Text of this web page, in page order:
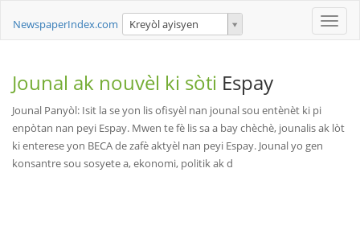
Toggle
NewspaperIndex.com Kreyòl ayisyen
Jounal ak nouvèl ki sòti Espay
Jounal Panyòl: Isit la se yon lis ofisyèl nan jounal sou entènèt ki pi
enpòtan nan peyi Espay. Mwen te fè lis sa a bay chèchè, jounalis ak lòt
ki enterese yon BECA de zafè aktyèl nan peyi Espay. Jounal yo gen
konsantre sou sosyete a, ekonomi, politik ak d